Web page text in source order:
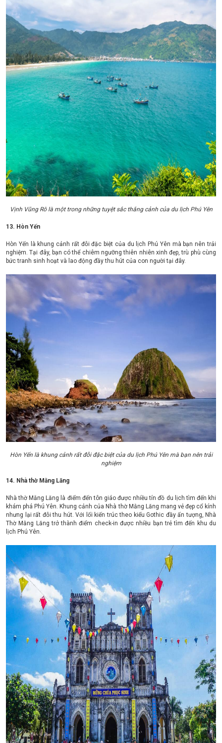
Vịnh Vũng Rô là một trong những tuyệt sắc thắng cảnh của du lịch Phú Yên
13. Hòn Yến
Hòn Yến là khung cảnh rất đỗi đặc biệt của du lịch Phú Yên mà bạn nên trải
nghiệm. Tại đây, bạn có thể chiêm ngưỡng thiên nhiên xinh đẹp, trù phù cùng
bức tranh sinh hoạt và lao động đầy thu hút của con người tại đây.
Hòn Yến là khung cảnh rất đỗi đặc biệt của du lịch Phú Yên mà bạn nên trải
nghiệm
14. Nhà thờ Mằng Lăng
Nhà thờ Mằng Lăng là điểm đến tôn giáo được nhiều tín đồ du lịch tìm đến khi
khám phá Phú Yên. Khung cảnh của Nhà thờ Mằng Lăng mang vẻ đẹp cổ kính
nhưng lại rất đỗi thu hút. Với lối kiến trúc theo kiểu Gothic đầy ấn tượng, Nhà
Thờ Mằng Lăng trở thành điểm check-in được nhiều bạn trẻ tìm đến khu du
lịch Phú Yên.